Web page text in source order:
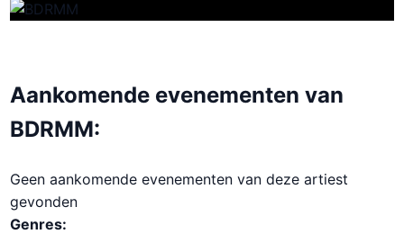
Aankomende evenementen van
BDRMM:
Geen aankomende evenementen van deze artiest
gevonden
Genres: